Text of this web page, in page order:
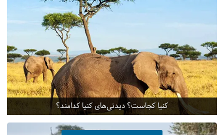
کنیا کجاست؟ دیدنی‌های کنیا کدامند؟